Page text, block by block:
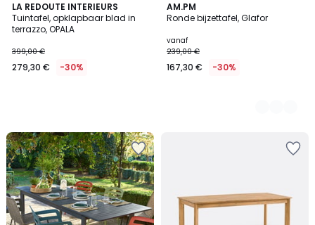
LA REDOUTE INTERIEURS
Tuintafel, opklapbaar blad in
terrazzo, OPALA
399,00 €
279,30 € -30%
AM.PM
Ronde bijzettafel, Glafor
vanaf
239,00 €
167,30 € -30%
4
Kleuren